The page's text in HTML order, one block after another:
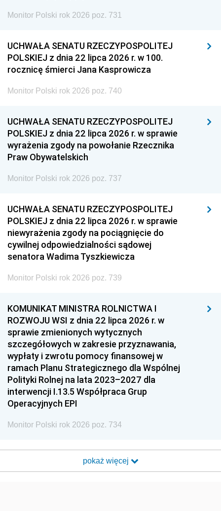
Monitor Polski rok 2026 poz. 731
UCHWAŁA SENATU RZECZYPOSPOLITEJ
POLSKIEJ z dnia 22 lipca 2026 r. w 100.
rocznicę śmierci Jana Kasprowicza
Monitor Polski rok 2026 poz. 740
UCHWAŁA SENATU RZECZYPOSPOLITEJ
POLSKIEJ z dnia 22 lipca 2026 r. w sprawie
wyrażenia zgody na powołanie Rzecznika
Praw Obywatelskich
Monitor Polski rok 2026 poz. 737
UCHWAŁA SENATU RZECZYPOSPOLITEJ
POLSKIEJ z dnia 22 lipca 2026 r. w sprawie
niewyrażenia zgody na pociągnięcie do
cywilnej odpowiedzialności sądowej
senatora Wadima Tyszkiewicza
Monitor Polski rok 2026 poz. 739
KOMUNIKAT MINISTRA ROLNICTWA I
ROZWOJU WSI z dnia 22 lipca 2026 r. w
sprawie zmienionych wytycznych
szczegółowych w zakresie przyznawania,
wypłaty i zwrotu pomocy finansowej w
ramach Planu Strategicznego dla Wspólnej
Polityki Rolnej na lata 2023–2027 dla
interwencji I.13.5 Współpraca Grup
Operacyjnych EPI
Monitor Polski rok 2026 poz. 734
pokaż więcej